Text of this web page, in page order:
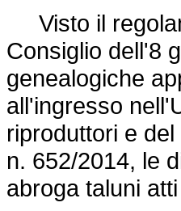
Visto il
Consiglio dell'8
genealogiche
all'ingresso
riproduttori e
n. 652/2014, le
abroga taluni